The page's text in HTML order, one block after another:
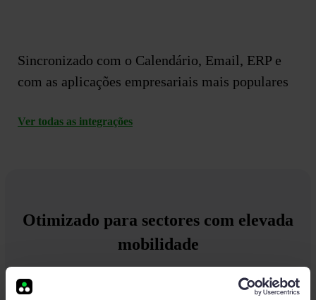
Sincronizado com o Calendário, Email, ERP e
com as aplicações empresariais mais populares
Ver todas as integrações
Otimizado para sectores com elevada
mobilidade
A nossa forte presença em equipas de vendas B2B
com viagens constantes permite-nos oferecer-lhe o